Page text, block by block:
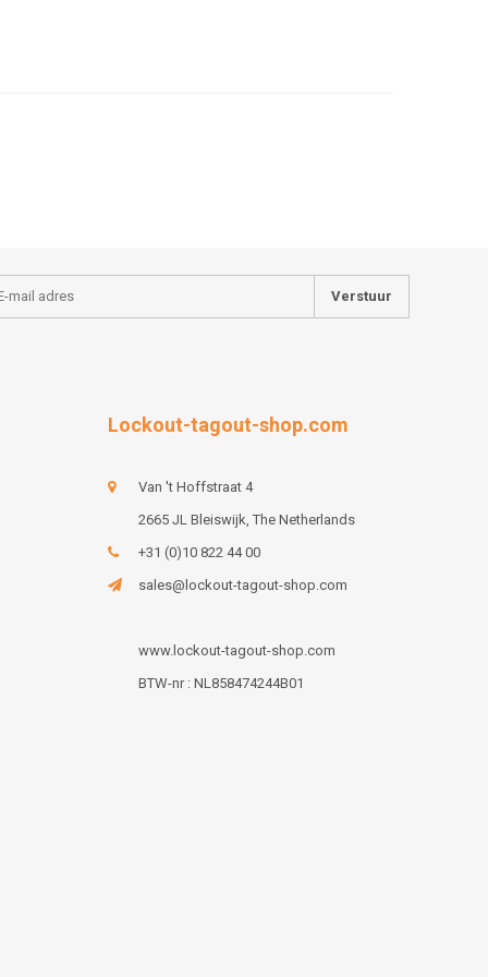
Verstuur
Lockout-tagout-shop.com
Van 't Hoffstraat 4
2665 JL Bleiswijk, The Netherlands
+31 (0)10 822 44 00
sales@lockout-tagout-shop.com
www.lockout-tagout-shop.com
BTW-nr : NL858474244B01